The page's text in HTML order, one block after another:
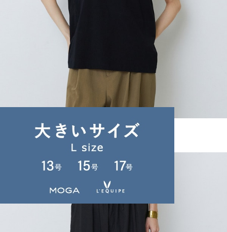
カットソー(かっとそー) /